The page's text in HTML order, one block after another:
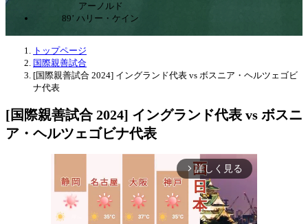
アーノルド
89’ ハリー・ケイン
トップページ
国際親善試合
[国際親善試合 2024] イングランド代表 vs ボスニア・ヘルツェゴビ
ナ代表
[国際親善試合 2024] イングランド代表 vs ボスニ
ア・ヘルツェゴビナ代表
arrow_forward_ios 詳しく見る